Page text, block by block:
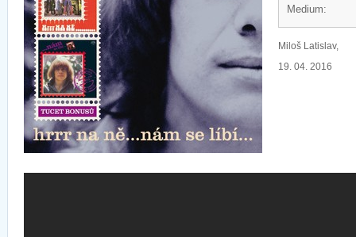
Medium:
Miloš Latislav,
19. 04. 2016